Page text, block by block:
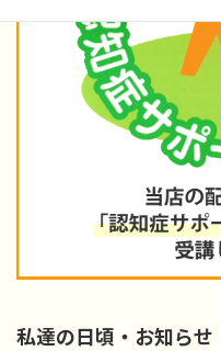
私達の日頃・お知らせ